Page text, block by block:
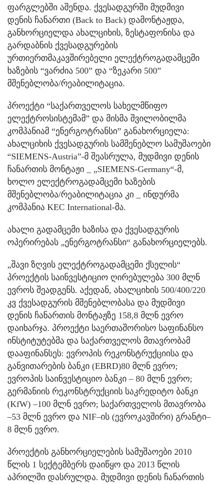
ფარგლებში აშენდა. ქვესადგურში მუდმივი
დენის ჩანართი (Back to Back) დამონტაჟდა,
განხორციელდა ახალციხის, ზესტაფონისა და
გარდაბნის ქვესადგურების
ურთიერთმაკავშირებელი ელექტროგადამცემი
ხაზების “ვარძია 500” და “ზეკარი 500”
მშენებლობა/რეაბილიტაცია.
პროექტი “საქართველოს სახელმწიფო
ელექტროსისტემამ” და მისმა შვილობილმა
კომპანიამ “ენერგოტრანსი” განახორციელა:
ახალციხის ქვესადგურის სამშენებლო სამუშაოები
“SIEMENS-Austria”-მ შეასრულა, მუდმივი დენის
ჩანართის მონტაჟი _ „SIEMENS-Germany“-მ,
ხოლო ელექტროგადამცემი ხაზების
მშენებლობა/რეაბილიტაცია კი _ ინდურმა
კომპანია KEC International-მა.
ახალი გადამცემი ხაზისა და ქვესადგურის
ოპერირებას „ენერგოტრანსი“ განახორციელებს.
„შავი ზღვის ელექტროგადამცემი ქსელის“
პროექტის საინვესტიციო ღირებულება 300 მლნ
ევროს შეადგენს. აქედან, ახალციხის 500/400/220
კვ ქვესადგურის მშენებლობასა და მუდმივი
დენის ჩანართის მონტაჟზე 158,8 მლნ ევრო
დაიხარჯა. პროექტი საერთაშორისო საფინანსო
ინსტიტუტებმა და საქართველოს მთავრობამ
დააფინანსეს: ევროპის რეკონსტრუქციისა და
განვითარების ბანკი (EBRD)80 მლნ ევრო;
ევროპის საინვესტიციო ბანკი – 80 მლნ ევრო;
გერმანიის რეკონსტრუქციის საკრედიტო ბანკი
(KfW) –100 მლნ ევრო; საქართველოს მთავრობა
–53 მლნ ევრო და NIF–ის (ევროკავშირი) გრანტი–
8 მლნ ევრო.
პროექტის განხორციელების სამუშაოები 2010
წლის 1 სექტემბერს დაიწყო და 2013 წლის
აპრილში დასრულდა. მუდმივი დენის ჩანართის